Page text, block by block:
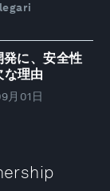
に、安全性
な理由
月01日